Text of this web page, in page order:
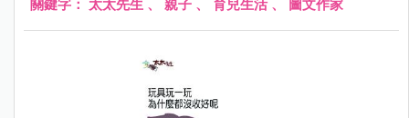
關鍵字： 太太先生 、 親子 、 育兒生活、 圖文作家